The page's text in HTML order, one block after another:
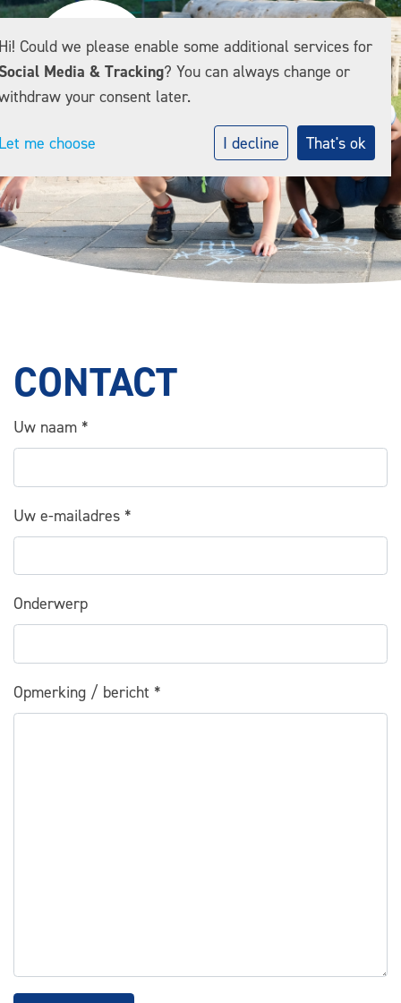
CONTACT
Uw naam *
Uw e-mailadres *
Onderwerp
Opmerking / bericht *
Could we please enable some additional services for
Media & Tracking? You can always change or
your consent later.
me choose I decline That's ok